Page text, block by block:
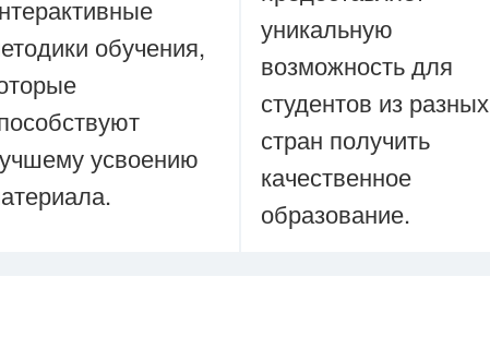
обучения,
усвоению
уникальную
возможность для
студентов из разных
стран получить
качественное
образование.